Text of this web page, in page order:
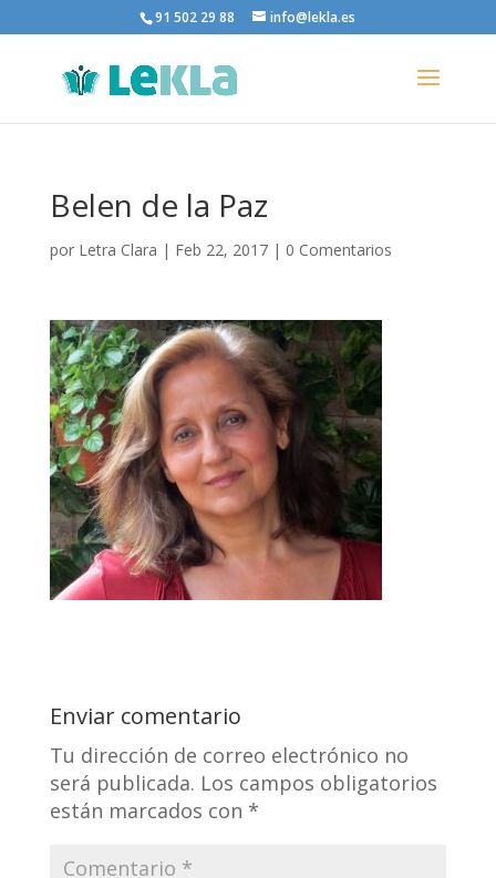
91 502 29 88 info@lekla.es
Belen de la Paz
por Letra Clara | Feb 22, 2017| 0 Comentarios
Enviar comentario
Tu dirección de correo electrónico no
será publicada. Los campos obligatorios
están marcados con *